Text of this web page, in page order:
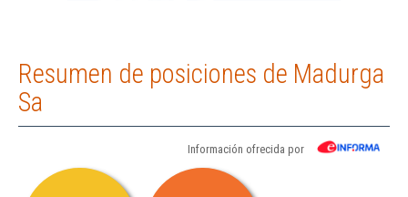
Resumen de posiciones de Madurga
Sa
Información ofrecida por